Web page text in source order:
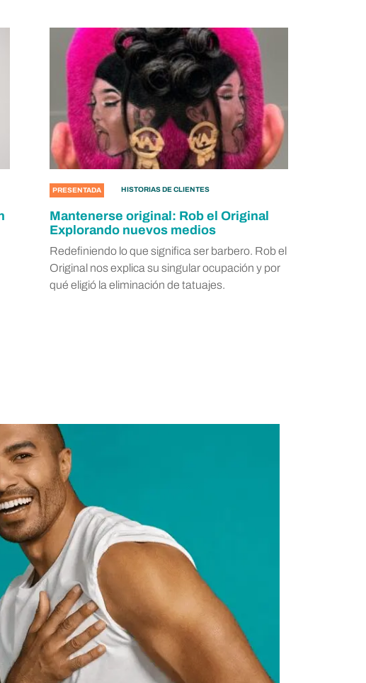
PRESENTADA HISTORIAS DE CLIENTES
Mantenerse original: Rob el Original
Explorando nuevos medios
Redefiniendo lo que significa ser barbero. Rob el
Original nos explica su singular ocupación y por
qué eligió la eliminación de tatuajes.